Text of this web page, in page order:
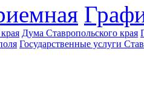
Дума Ставропольского края
Государственные услуги